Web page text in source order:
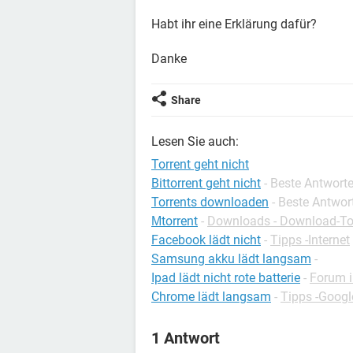
Habt ihr eine Erklärung dafür?
Danke
Share
Lesen Sie auch:
Torrent geht nicht
Bittorrent geht nicht - Beste
Torrents downloaden - Beste
Μtorrent - Downloads - Download-
Facebook lädt nicht - Tipps -Internet
Samsung akku lädt langsam -
Ipad lädt nicht rote batterie - Forum
Chrome lädt langsam - Tipps -
1 Antwort